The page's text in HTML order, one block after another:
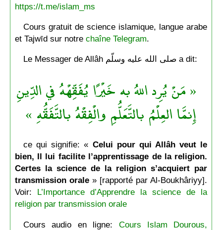
https://t.me/islam_ms
Cours gratuit de science islamique, langue arabe
et Tajwīd sur notre chaîne Telegram.
Le Messager de Allâh صلى الله عليه وسلّم a dit:
« مَنْ يُرِد اللهُ به خَيْرًا يُفَقِّهْهُ في الدِّينِ
إِنمَّا العِلْمُ بالتَّعَلُّمِ والْفِقْهُ بالتَّفَقُّهِ »
ce qui signifie: « Celui pour qui Allâh veut le
bien, Il lui facilite l’apprentissage de la religion.
Certes la science de la religion s’acquiert par
transmission orale» [rapporté par Al-Boukhâriyy].
Voir: L’Importance d’Apprendre la science de la
religion par transmission orale
Cours audio en ligne: Cours Islam Dourous,